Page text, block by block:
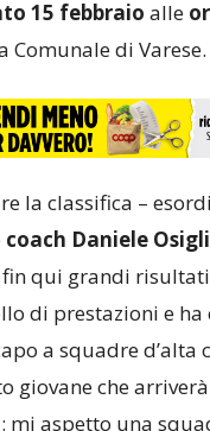
15 febbraio alle
Comunale di Varese.
la classifica –
coach Daniele
qui grandi
di prestazioni e
a squadre d’alta
giovane che
mi aspetto una